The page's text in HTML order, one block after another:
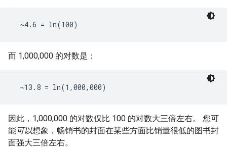
而 1,000,000 的对数是：
因此，1,000,000 的对数仅比 100 的对数大三倍左右。 您可
能可以想象，畅销书的封面在某些方面比销量很低的图书封
面强大三倍左右。